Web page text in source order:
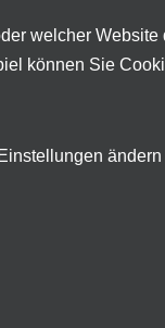
welcher Website
können Sie